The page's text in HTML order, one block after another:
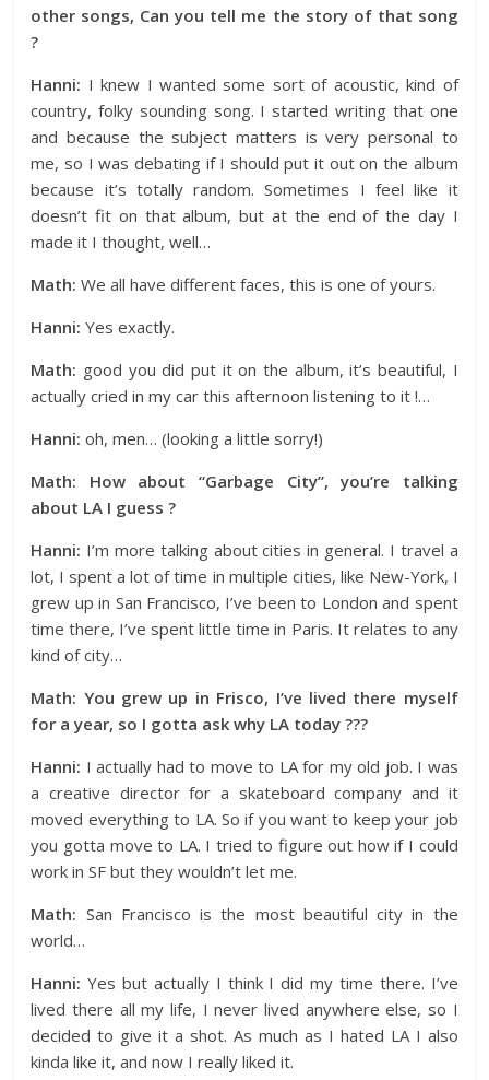
other songs, Can you tell me the story of that song
?
Hanni: I knew I wanted some sort of acoustic, kind of
country, folky sounding song. I started writing that one
and because the subject matters is very personal to
me, so I was debating if I should put it out on the album
because it’s totally random. Sometimes I feel like it
doesn’t fit on that album, but at the end of the day I
made it I thought, well…
Math: We all have different faces, this is one of yours.
Hanni: Yes exactly.
Math: good you did put it on the album, it’s beautiful, I
actually cried in my car this afternoon listening to it !…
Hanni: oh, men… (looking a little sorry!)
Math: How about “Garbage City”, you’re talking
about LA I guess ?
Hanni: I’m more talking about cities in general. I travel a
lot, I spent a lot of time in multiple cities, like New-York, I
grew up in San Francisco, I’ve been to London and spent
time there, I’ve spent little time in Paris. It relates to any
kind of city…
Math: You grew up in Frisco, I’ve lived there myself
for a year, so I gotta ask why LA today ???
Hanni: I actually had to move to LA for my old job. I was
a creative director for a skateboard company and it
moved everything to LA. So if you want to keep your job
you gotta move to LA. I tried to figure out how if I could
work in SF but they wouldn’t let me.
Math: San Francisco is the most beautiful city in the
world…
Hanni: Yes but actually I think I did my time there. I’ve
lived there all my life, I never lived anywhere else, so I
decided to give it a shot. As much as I hated LA I also
kinda like it, and now I really liked it.